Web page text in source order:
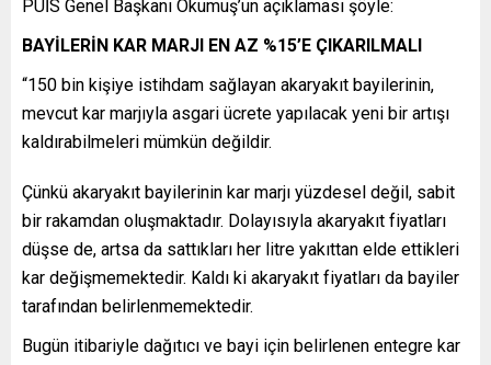
PÜİS Genel Başkanı Okumuş’un açıklaması şöyle:
BAYİLERİN KAR MARJI EN AZ %15’E ÇIKARILMALI
“150 bin kişiye istihdam sağlayan akaryakıt bayilerinin,
mevcut kar marjıyla asgari ücrete yapılacak yeni bir artışı
kaldırabilmeleri mümkün değildir.
Çünkü akaryakıt bayilerinin kar marjı yüzdesel değil, sabit
bir rakamdan oluşmaktadır. Dolayısıyla akaryakıt fiyatları
düşse de, artsa da sattıkları her litre yakıttan elde ettikleri
kar değişmemektedir. Kaldı ki akaryakıt fiyatları da bayiler
tarafından belirlenmemektedir.
Bugün itibariyle dağıtıcı ve bayi için belirlenen entegre kar